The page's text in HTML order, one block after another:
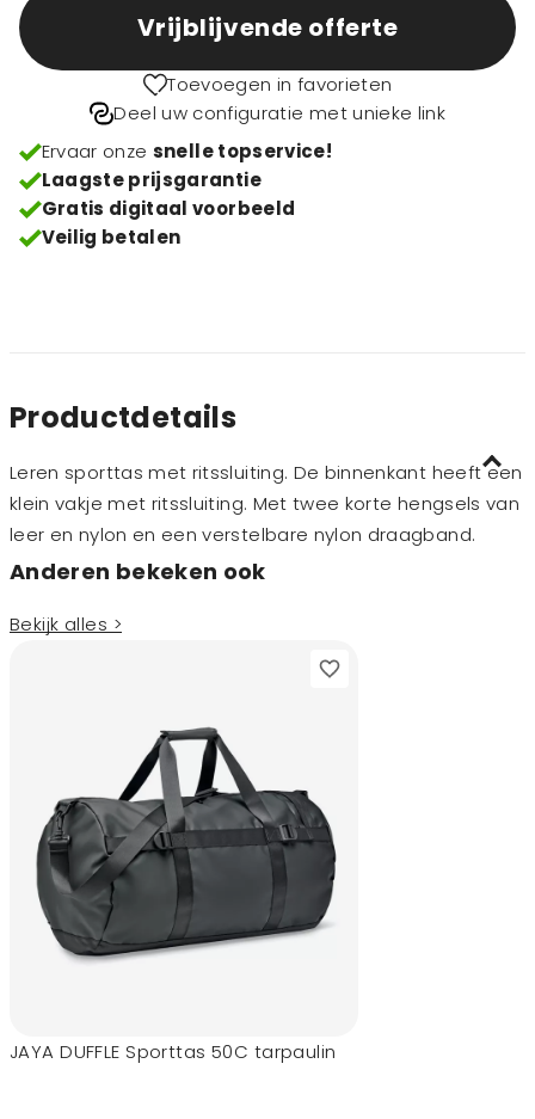
Vrijblijvende offerte
Toevoegen in favorieten
Deel uw configuratie met unieke link
Ervaar onze snelle topservice!
Laagste prijsgarantie
Gratis digitaal voorbeeld
Veilig betalen
Productdetails
Leren sporttas met ritssluiting. De binnenkant heeft een
klein vakje met ritssluiting. Met twee korte hengsels van
leer en nylon en een verstelbare nylon draagband.
Anderen bekeken ook
Bekijk alles >
JAYA DUFFLE Sporttas 50C tarpaulin